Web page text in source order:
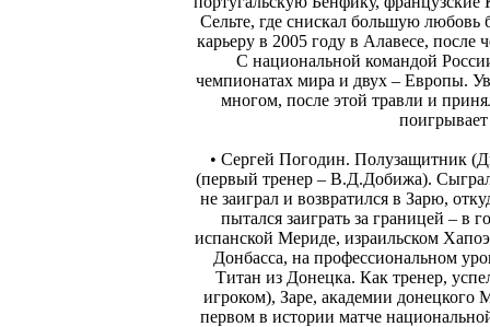
Сельте, где снискал большую любовь
карьеру в 2005 году в Алавесе,
С национальной командой
чемпионатах мира и двух – Европы.
многом, после этой травли и
• Сергей Погодин. Полузащитник
(первый тренер – В.Д.Добижа).
не заиграл и возвратился в Зарю,
пытался заиграть за границей –
испанской Мериде, израильском
Донбасса, на профессиональном
Титан из Донецка. Как тренер,
игроком), Заре, академии донецкого
первом в истории матче